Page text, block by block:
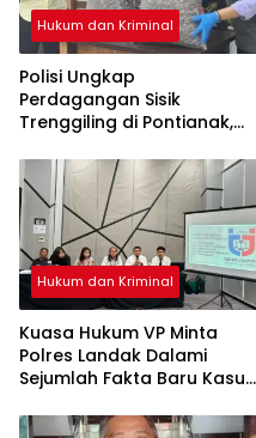
Hukum dan Kriminal
Polisi Ungkap
Perdagangan Sisik
Trenggiling di Pontianak,
Kuku
Hukum dan Kriminal
Kuasa Hukum VP Minta
Polres Landak Dalami
Sejumlah Fakta Baru Kasus